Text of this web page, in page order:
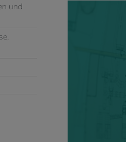
und